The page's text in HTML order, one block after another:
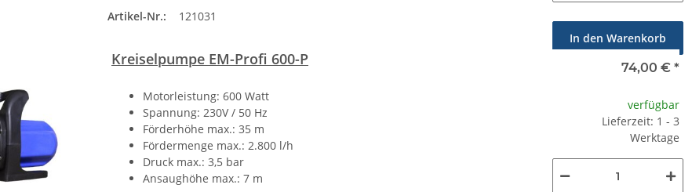
Artikel-Nr.:
121031
In den Warenkorb
Kreiselpumpe EM-Profi 600-P
Motorleistung: 600 Watt
Spannung: 230V / 50 Hz
Förderhöhe max.: 35 m
Fördermenge max.: 2.800 l/h
Druck max.: 3,5 bar
Ansaughöhe max.: 7 m
74,00 € *
verfügbar
Lieferzeit: 1 - 3
Werktage